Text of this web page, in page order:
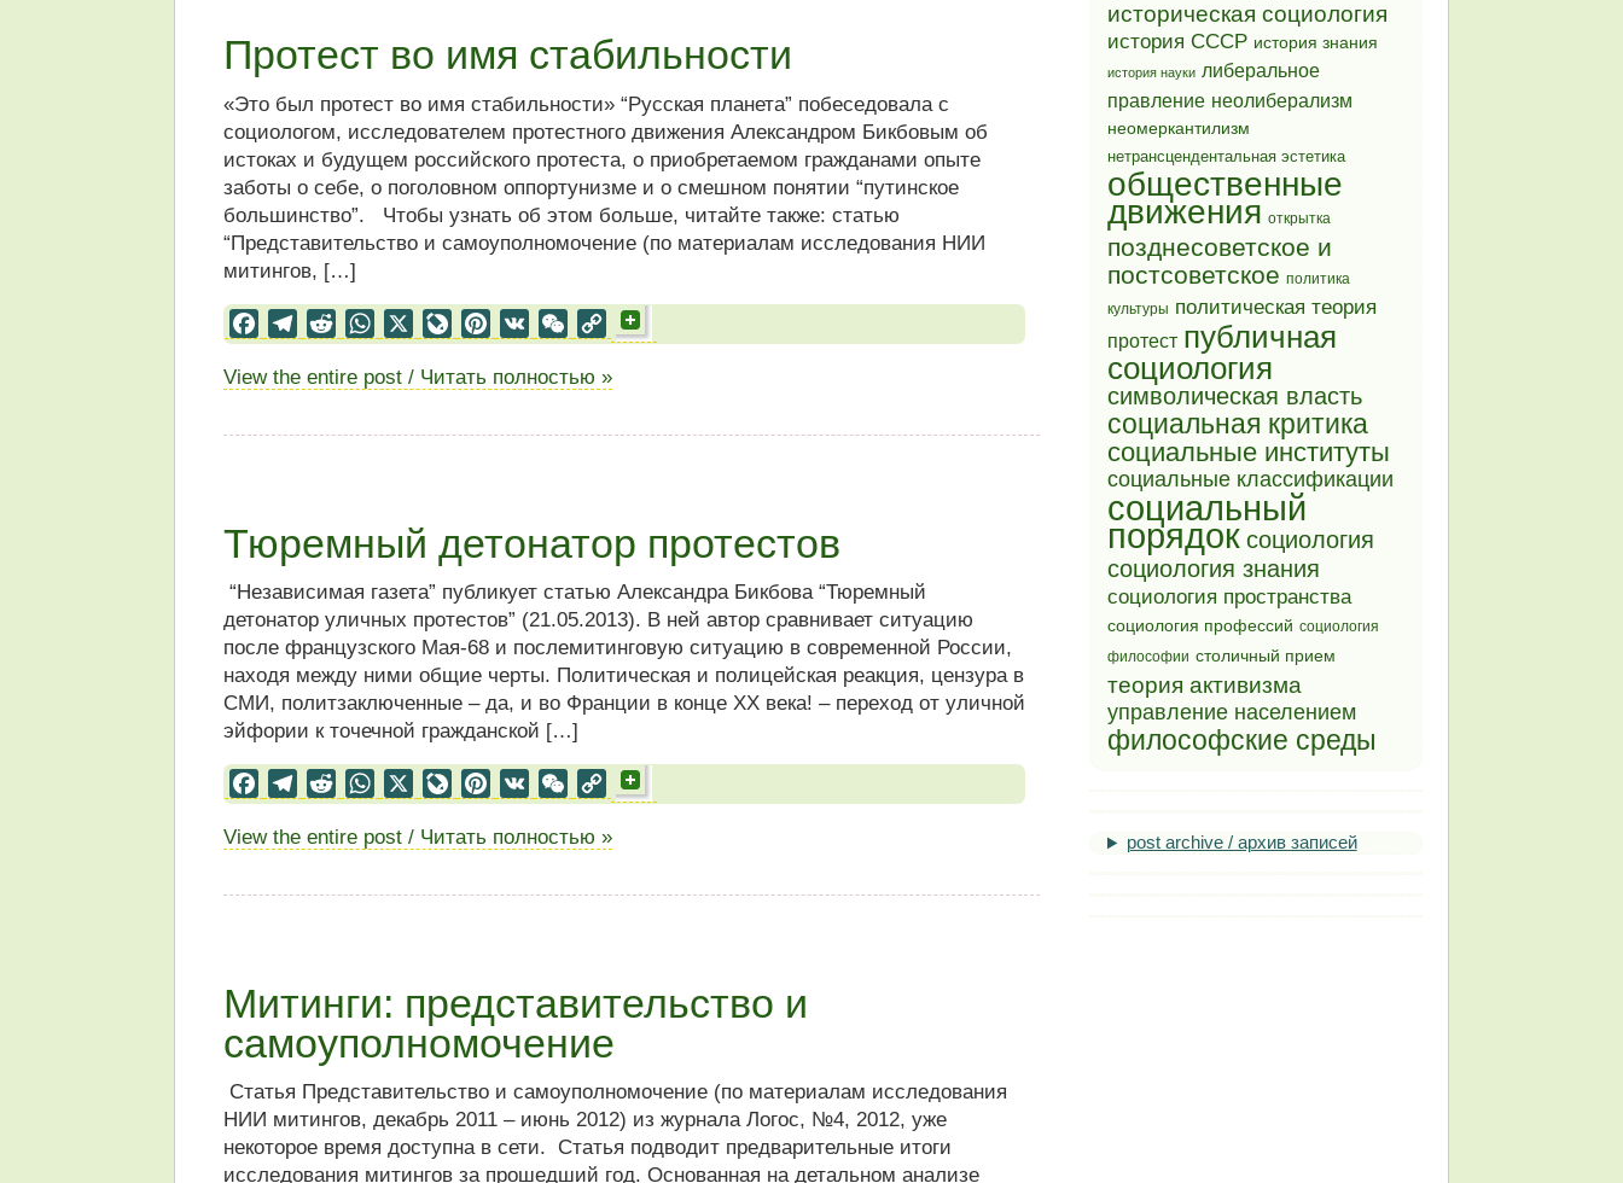
Протест во имя стабильности
«Это был протест во имя стабильности» “Русская планета” побеседовала с
социологом, исследователем протестного движения Александром Бикбовым об
истоках и будущем российского протеста, о приобретаемом гражданами опыте
заботы о себе, о поголовном оппортунизме и о смешном понятии “путинское
большинство”. Чтобы узнать об этом больше, читайте также: статью
“Представительство и самоуполномочение (по материалам исследования НИИ
митингов, […]
FacebookTelegramRedditWhatsApp LiveJournal
Pinterest
VK WeChat
Copy
View the entire post / Читать полностью »
Тюремный детонатор протестов
“Независимая газета” публикует статью Александра Бикбова “Тюремный
детонатор уличных протестов” (21.05.2013). В ней автор сравнивает ситуацию
после французского Мая-68 и послемитинговую ситуацию в современной России,
находя между ними общие черты. Политическая и полицейская реакция, цензура в
СМИ, политзаключенные – да, и во Франции в конце XX века! – переход от уличной
эйфории к точечной гражданской […]
FacebookTelegramRedditWhatsApp LiveJournal
Pinterest
VK WeChat
Copy
View the entire post / Читать полностью »
Митинги: представительство и
самоуполномочение
Статья Представительство и самоуполномочение (по материалам исследования
НИИ митингов, декабрь 2011 – июнь 2012) из журнала Логос, №4, 2012, уже
некоторое время доступна в сети. Статья подводит предварительные итоги
исследования митингов за прошедший год. Основанная на детальном анализе
историческая социология
история СССР история знания
история науки либеральное
правление неолиберализм
неомеркантилизм
нетрансцендентальная эстетика
общественные
движения открытка
позднесоветское и
постсоветское политика
культуры политическая теория
протест публичная
социология
символическая власть
социальная критика
социальные институты
социальные классификации
социальный
порядок социология
социология знания
социология пространства
социология профессий социология
философии столичный прием
теория активизма
управление населением
философские среды
post archive / архив записей